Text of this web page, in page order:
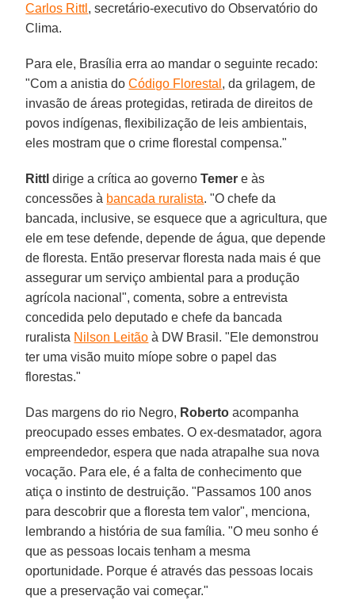
Carlos Rittl , secretário-executivo do Observatório do
Clima.
Para ele, Brasília erra ao mandar o seguinte recado:
"Com a anistia doCódigo Florestal , da grilagem, de
invasão de áreas protegidas, retirada de direitos de
povos indígenas, flexibilização de leis ambientais,
eles mostram que o crime florestal compensa."
Rittl dirige a crítica ao governoTemer e às
concessões à bancada ruralista. "O chefe da
bancada, inclusive, se esquece que a agricultura, que
ele em tese defende, depende de água, que depende
de floresta. Então preservar floresta nada mais é que
assegurar um serviço ambiental para a produção
agrícola nacional", comenta, sobre a entrevista
concedida pelo deputado e chefe da bancada
ruralista Nilson Leitão à DW Brasil. "Ele demonstrou
ter uma visão muito míope sobre o papel das
florestas."
Das margens do rio Negro, Roberto acompanha
preocupado esses embates. O ex-desmatador, agora
empreendedor, espera que nada atrapalhe sua nova
vocação. Para ele, é a falta de conhecimento que
atiça o instinto de destruição. "Passamos 100 anos
para descobrir que a floresta tem valor", menciona,
lembrando a história de sua família. "O meu sonho é
que as pessoas locais tenham a mesma
oportunidade. Porque é através das pessoas locais
que a preservação vai começar."